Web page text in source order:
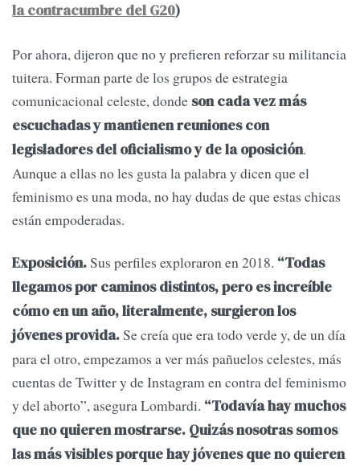
la contracumbre del G20)
Por ahora, dijeron que no y prefieren reforzar su militancia
tuitera. Forman parte de los grupos de estrategia
comunicacional celeste, donde son cada vez más
escuchadas y mantienen reuniones con
legisladores del oficialismo y de la oposición.
Aunque a ellas no les gusta la palabra y dicen que el
feminismo es una moda, no hay dudas de que estas chicas
están empoderadas.
Exposición.Sus perfiles exploraron en 2018. “Todas
llegamos por caminos distintos, pero es increíble
cómo en un año, literalmente, surgieron los
jóvenes provida.Se creía que era todo verde y, de un día
para el otro, empezamos a ver más pañuelos celestes, más
cuentas de Twitter y de Instagram en contra del feminismo
y del aborto”, asegura Lombardi. “Todavía hay muchos
que no quieren mostrarse. Quizás nosotras somos
las más visibles porque hay jóvenes que no quieren